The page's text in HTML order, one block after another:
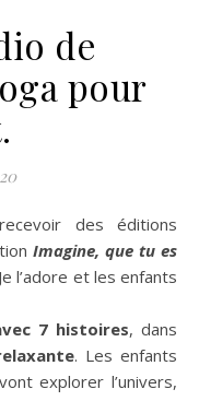
de
pour
des éditions
Imagine, que tu es
l’adore et les enfants
7 histoires, dans
. Les enfants
explorer l’univers,